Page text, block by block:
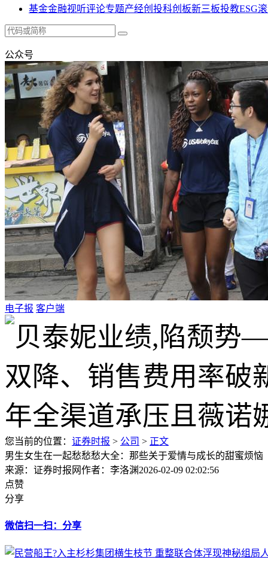
基金金融视听评论专题产经创投科创板新三板投教ESG
公众号
电子报 客户端
您当前的位置： 证券时报 > 公司 > 正文
男生女生在一起愁愁愁大全：那些关于爱情与成长的甜蜜烦恼
来源：证券时报网作者：李洛渊2026-02-09 02:02:56
点赞
分享
微信扫一扫：分享